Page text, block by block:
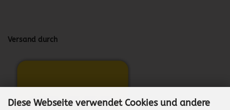
Diese Webseite verwendet Cookies und andere
Versand durch